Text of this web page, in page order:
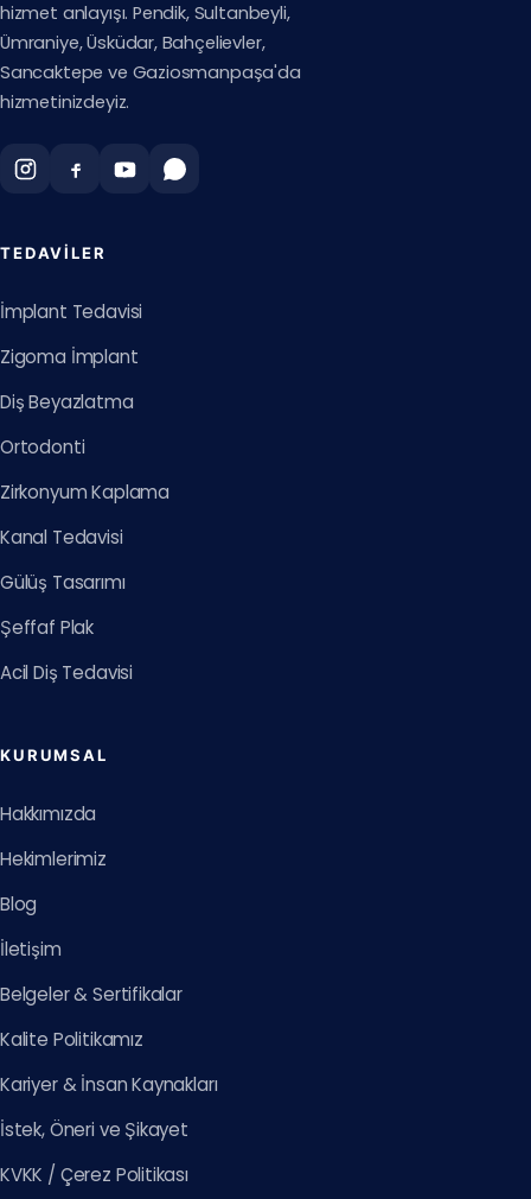
hizmet anlayışı. Pendik, Sultanbeyli,
Ümraniye, Üsküdar, Bahçelievler,
Sancaktepe ve Gaziosmanpaşa'da
hizmetinizdeyiz.
TEDAVILER
İmplant Tedavisi
Zigoma İmplant
Diş Beyazlatma
Ortodonti
Zirkonyum Kaplama
Kanal Tedavisi
Gülüş Tasarımı
Şeffaf Plak
Acil Diş Tedavisi
KURUMSAL
Hakkımızda
Hekimlerimiz
Blog
İletişim
Belgeler & Sertifikalar
Kalite Politikamız
Kariyer & İnsan Kaynakları
İstek, Öneri ve Şikayet
KVKK / Çerez Politikası